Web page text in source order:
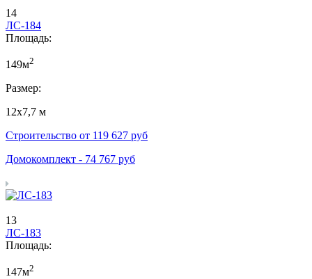
14
ЛС-184
Площадь:
149м2
Размер:
12х7,7 м
Строительство от 119 627 руб
Домокомплект - 74 767 руб
13
ЛС-183
Площадь:
147м2